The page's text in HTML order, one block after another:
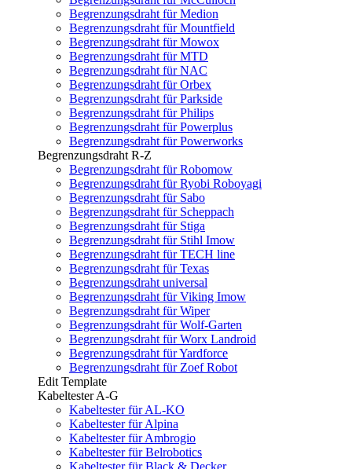
Begrenzungsdraht für Medion
Begrenzungsdraht für Mountfield
Begrenzungsdraht für Mowox
Begrenzungsdraht für MTD
Begrenzungsdraht für NAC
Begrenzungsdraht für Orbex
Begrenzungsdraht für Parkside
Begrenzungsdraht für Philips
Begrenzungsdraht für Powerplus
Begrenzungsdraht für Powerworks
Begrenzungsdraht R-Z
Begrenzungsdraht für Robomow
Begrenzungsdraht für Ryobi Roboyagi
Begrenzungsdraht für Sabo
Begrenzungsdraht für Scheppach
Begrenzungsdraht für Stiga
Begrenzungsdraht für Stihl Imow
Begrenzungsdraht für TECH line
Begrenzungsdraht für Texas
Begrenzungsdraht universal
Begrenzungsdraht für Viking Imow
Begrenzungsdraht für Wiper
Begrenzungsdraht für Wolf-Garten
Begrenzungsdraht für Worx Landroid
Begrenzungsdraht für Yardforce
Begrenzungsdraht für Zoef Robot
Edit Template
Kabeltester A-G
Kabeltester für AL-KO
Kabeltester für Alpina
Kabeltester für Ambrogio
Kabeltester für Belrobotics